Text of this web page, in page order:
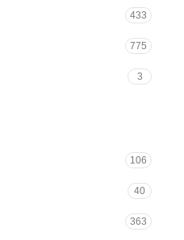
433
775
3
106
40
363